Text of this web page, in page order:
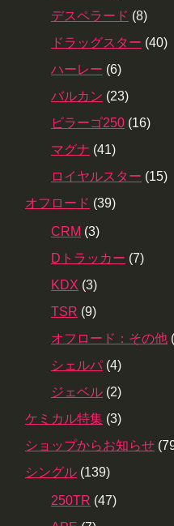
デスペラード (8)
ドラッグスター (40)
ハーレー (6)
バルカン (23)
ビラーゴ250 (16)
マグナ (41)
ロイヤルスター (15)
オフロード (39)
CRM (3)
Dトラッカー (7)
KDX (3)
TSR (9)
オフロード：その他
シェルパ (4)
ジェベル (2)
ケミカル特集 (3)
ショップからお知らせ
シングル (139)
250TR (47)